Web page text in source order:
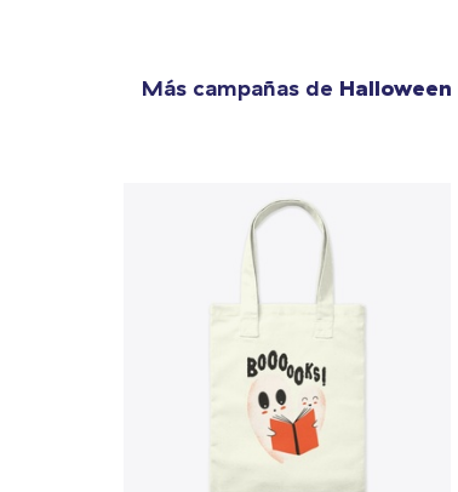
Más campañas de Halloween